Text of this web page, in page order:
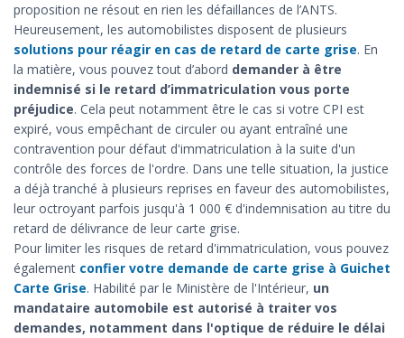
proposition ne résout en rien les défaillances de l’ANTS.
Heureusement, les automobilistes disposent de plusieurs
solutions pour réagir en cas de retard de carte grise. En
la matière, vous pouvez tout d’abord demander à être
indemnisé si le retard d’immatriculation vous porte
préjudice. Cela peut notamment être le cas si votre CPI est
expiré, vous empêchant de circuler ou ayant entraîné une
contravention pour défaut d'immatriculation à la suite d'un
contrôle des forces de l'ordre. Dans une telle situation, la justice
a déjà tranché à plusieurs reprises en faveur des automobilistes,
leur octroyant parfois jusqu'à 1 000 € d'indemnisation au titre du
retard de délivrance de leur carte grise.
Pour limiter les risques de retard d'immatriculation, vous pouvez
également confier votre demande de carte grise à Guichet
Carte Grise. Habilité par le Ministère de l'Intérieur, un
mandataire automobile est autorisé à traiter vos
demandes, notamment dans l'optique de réduire le délai